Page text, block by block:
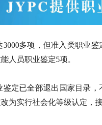
多项，但准入类职业鉴
人员职业鉴定5项。
定已全部退出国家目录
为实行社会化等级认定，